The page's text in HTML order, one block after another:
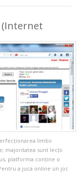
limbii
majoritatea sunt lecții
platforma conține o
a juca online un joc